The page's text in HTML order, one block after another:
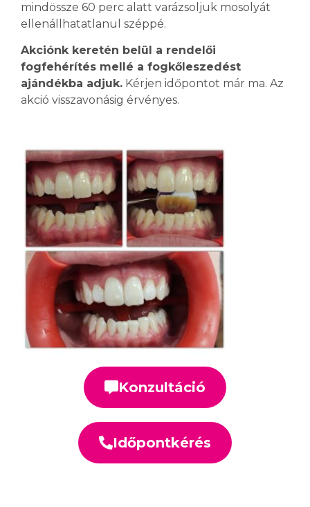
mindössze 60 perc alatt varázsoljuk mosolyát
ellenállhatatlanul széppé.
Akciónk keretén belül a rendelői
fogfehérítés mellé a fogkőleszedést
ajándékba adjuk. Kérjen időpontot már ma. Az
akció visszavonásig érvényes.
Konzultáció
Időpontkérés